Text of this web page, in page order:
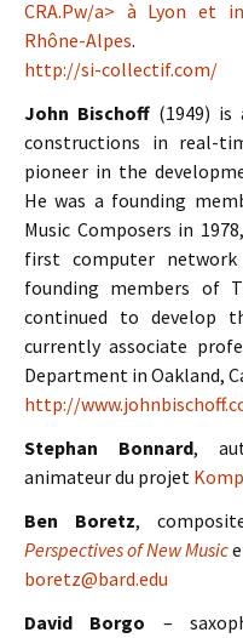
CRA.Pw/a> à Lyon et
Rhône-Alpes.
http://si-collectif.com/
John Bischoff (1949)
constructions in real-
pioneer in the
He was a founding
Music Composers in
first computer
founding members of
continued to develop
currently associate
Department in Oakland,
http://
Stephan Bonnard,
animateur du projet
Ben Boretz,
Perspectives of New Music
boretz@bard.edu
David Borgo –